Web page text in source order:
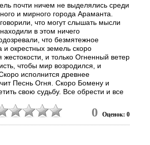
почти ничем не выделялись среди
и мирного города Араманта.
что могут слышать мысли
в этом ничего
что безмятежное
окрестных земель скоро
жестокости, и только Огненный ветер
чтобы мир возродился, и
исполнится древнее
Песнь Огня. Скоро Бомену и
свою судьбу. Все обрести и все
как автор сценария к фильму
выхода в свет трилогии «Огненный
из ведущих детских
0 Оценок: 0